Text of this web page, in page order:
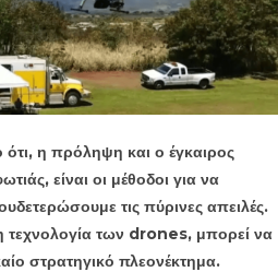
ότι, η πρόληψη και ο έγκαιρος
είναι οι μέθοδοι για να
τις πύρινες απειλές.
τεχνολογία των drones, μπορεί να
στρατηγικό πλεονέκτημα.